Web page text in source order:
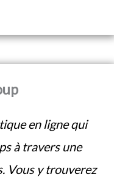
en ligne qui
à travers une
Vous y trouverez